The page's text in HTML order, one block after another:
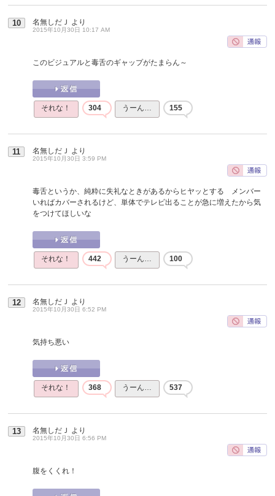
10 名無しだＪ より
2015年10月30日 10:17 AM
このビジュアルと毒舌のギャップがたまらん～
それな！ 304 うーん… 155
11 名無しだＪ より
2015年10月30日 3:59 PM
毒舌というか、純粋に失礼なときがあるからヒヤッとする メンバー
いればカバーされるけど、単体でテレビ出ることが急に増えたから気
をつけてほしいな
それな！ 442 うーん… 100
12 名無しだＪ より
2015年10月30日 6:52 PM
気持ち悪い
それな！ 368 うーん… 537
13 名無しだＪ より
2015年10月30日 6:56 PM
腹をくくれ！